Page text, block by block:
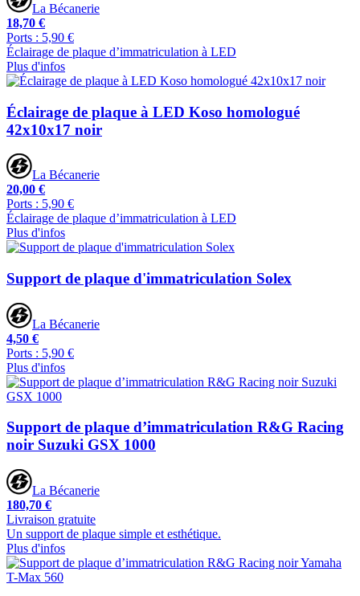
La Bécanerie
18,70 €
Ports : 5,90 €
Éclairage de plaque d’immatriculation à LED
Plus d'infos
Éclairage de plaque à LED Koso homologué
42x10x17 noir
La Bécanerie
20,00 €
Ports : 5,90 €
Éclairage de plaque d’immatriculation à LED
Plus d'infos
Support de plaque d'immatriculation Solex
La Bécanerie
4,50 €
Ports : 5,90 €
Plus d'infos
Support de plaque d’immatriculation R&G Racing
noir Suzuki GSX 1000
La Bécanerie
180,70 €
Livraison gratuite
Un support de plaque simple et esthétique.
Plus d'infos